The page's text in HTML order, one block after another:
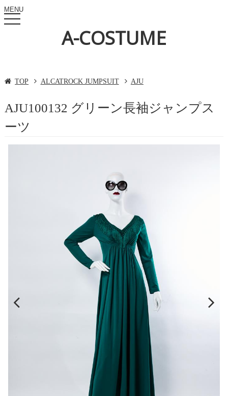
A-COSTUME
MENU
toggle
navigation
TOP ALCATROCK JUMPSUIT AJU
AJU100132 グリーン長袖ジャンプス
ーツ